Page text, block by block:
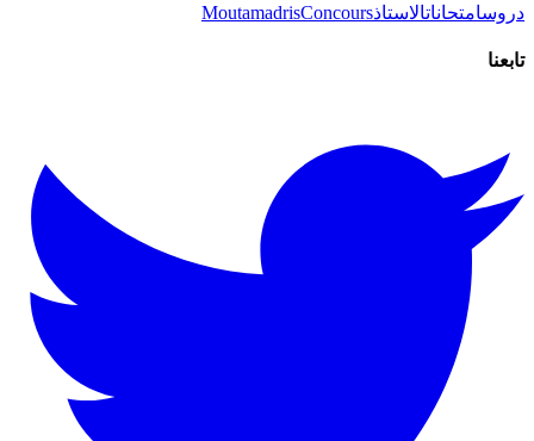
دروسامتحاناتالاستاذ MoutamadrisConcours
تابعنا